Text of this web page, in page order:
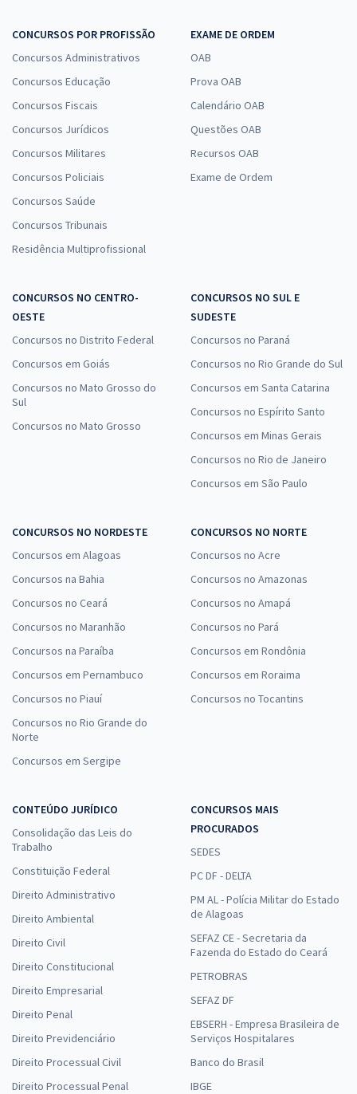
CONCURSOS POR PROFISSÃO
Concursos Administrativos
Concursos Educação
Concursos Fiscais
Concursos Jurídicos
Concursos Militares
Concursos Policiais
Concursos Saúde
Concursos Tribunais
Residência Multiprofissional
EXAME DE ORDEM
OAB
Prova OAB
Calendário OAB
Questões OAB
Recursos OAB
Exame de Ordem
CONCURSOS NO CENTRO-
OESTE
Concursos no Distrito Federal
Concursos em Goiás
Concursos no Mato Grosso do
Sul
Concursos no Mato Grosso
CONCURSOS NO SUL E
SUDESTE
Concursos no Paraná
Concursos no Rio Grande do Sul
Concursos em Santa Catarina
Concursos no Espírito Santo
Concursos em Minas Gerais
Concursos no Rio de Janeiro
Concursos em São Paulo
CONCURSOS NO NORDESTE
Concursos em Alagoas
Concursos na Bahia
Concursos no Ceará
Concursos no Maranhão
Concursos na Paraíba
Concursos em Pernambuco
Concursos no Piauí
Concursos no Rio Grande do
Norte
Concursos em Sergipe
CONCURSOS NO NORTE
Concursos no Acre
Concursos no Amazonas
Concursos no Amapá
Concursos no Pará
Concursos em Rondônia
Concursos em Roraima
Concursos no Tocantins
CONTEÚDO JURÍDICO
Consolidação das Leis do
Trabalho
Constituição Federal
Direito Administrativo
Direito Ambiental
Direito Civil
Direito Constitucional
Direito Empresarial
Direito Penal
Direito Previdenciário
Direito Processual Civil
Direito Processual Penal
CONCURSOS MAIS
PROCURADOS
SEDES
PC DF - DELTA
PM AL - Polícia Militar do Estado
de Alagoas
SEFAZ CE - Secretaria da
Fazenda do Estado do Ceará
PETROBRAS
SEFAZ DF
EBSERH - Empresa Brasileira de
Serviços Hospitalares
Banco do Brasil
IBGE